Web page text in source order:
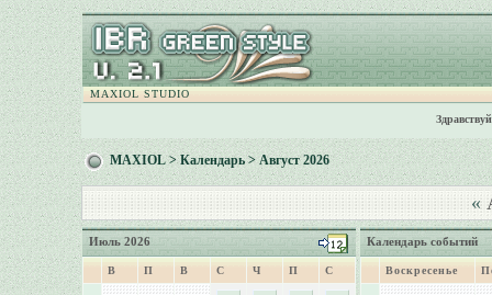
MAXIOL STUDIO
MAXIOL>Календарь> Август 2026
«
Июль 2026
В П В С Ч П С
Календарь событий
Воскресенье